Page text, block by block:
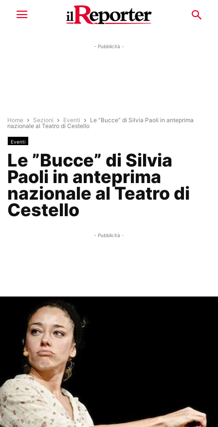
- Pubblicità -
Home Sezioni Eventi
Le ”Bucce” di Silvia Paoli in anteprima
nazionale al Teatro di Cestello
Eventi
Le ”Bucce” di Silvia
Paoli in anteprima
nazionale al Teatro di
Cestello
- Pubblicità -